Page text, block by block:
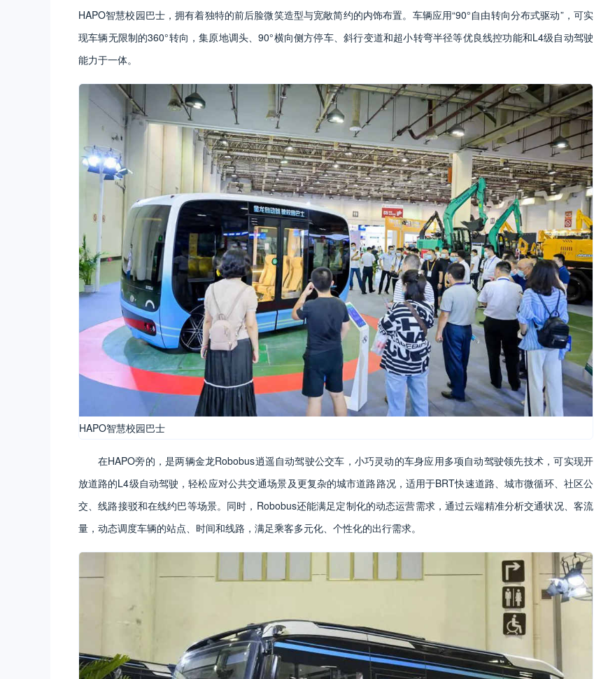
HAPO智慧校园巴士，拥有着独特的前后脸微笑造型与宽敞简约的内饰布置。车辆应用“90°自由转向分布式驱动”，可实
现车辆无限制的360°转向，集原地调头、90°横向侧方停车、斜行变道和超小转弯半径等优良线控功能和L4级自动驾驶
能力于一体。
HAPO智慧校园巴士
在HAPO旁的，是两辆金龙Robobus逍遥自动驾驶公交车，小巧灵动的车身应用多项自动驾驶领先技术，可实现开
放道路的L4级自动驾驶，轻松应对公共交通场景及更复杂的城市道路路况，适用于BRT快速道路、城市微循环、社区公
交、线路接驳和在线约巴等场景。同时，Robobus还能满足定制化的动态运营需求，通过云端精准分析交通状况、客流
量，动态调度车辆的站点、时间和线路，满足乘客多元化、个性化的出行需求。